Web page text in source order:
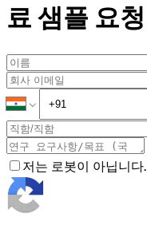
료 샘플 요청
저는 로봇이 아닙니다.